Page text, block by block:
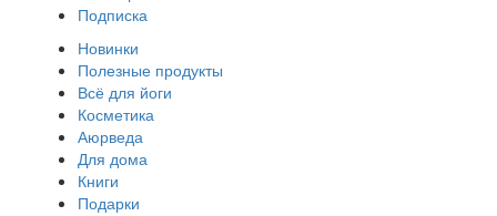
Подписка
Новинки
Полезные продукты
Всё для йоги
Косметика
Аюрведа
Для дома
Книги
Подарки